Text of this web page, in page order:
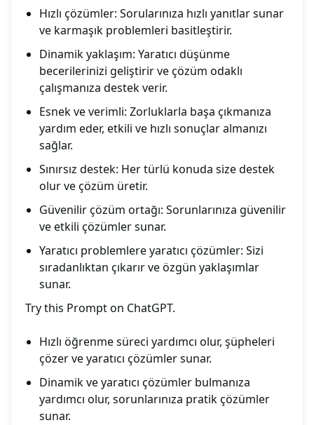
Hızlı çözümler: Sorularınıza hızlı yanıtlar sunar
ve karmaşık problemleri basitleştirir.
Dinamik yaklaşım: Yaratıcı düşünme
becerilerinizi geliştirir ve çözüm odaklı
çalışmanıza destek verir.
Esnek ve verimli: Zorluklarla başa çıkmanıza
yardım eder, etkili ve hızlı sonuçlar almanızı
sağlar.
Sınırsız destek: Her türlü konuda size destek
olur ve çözüm üretir.
Güvenilir çözüm ortağı: Sorunlarınıza güvenilir
ve etkili çözümler sunar.
Yaratıcı problemlere yaratıcı çözümler: Sizi
sıradanlıktan çıkarır ve özgün yaklaşımlar
sunar.
Try this Prompt on ChatGPT.
Hızlı öğrenme süreci yardımcı olur, şüpheleri
çözer ve yaratıcı çözümler sunar.
Dinamik ve yaratıcı çözümler bulmanıza
yardımcı olur, sorunlarınıza pratik çözümler
sunar.